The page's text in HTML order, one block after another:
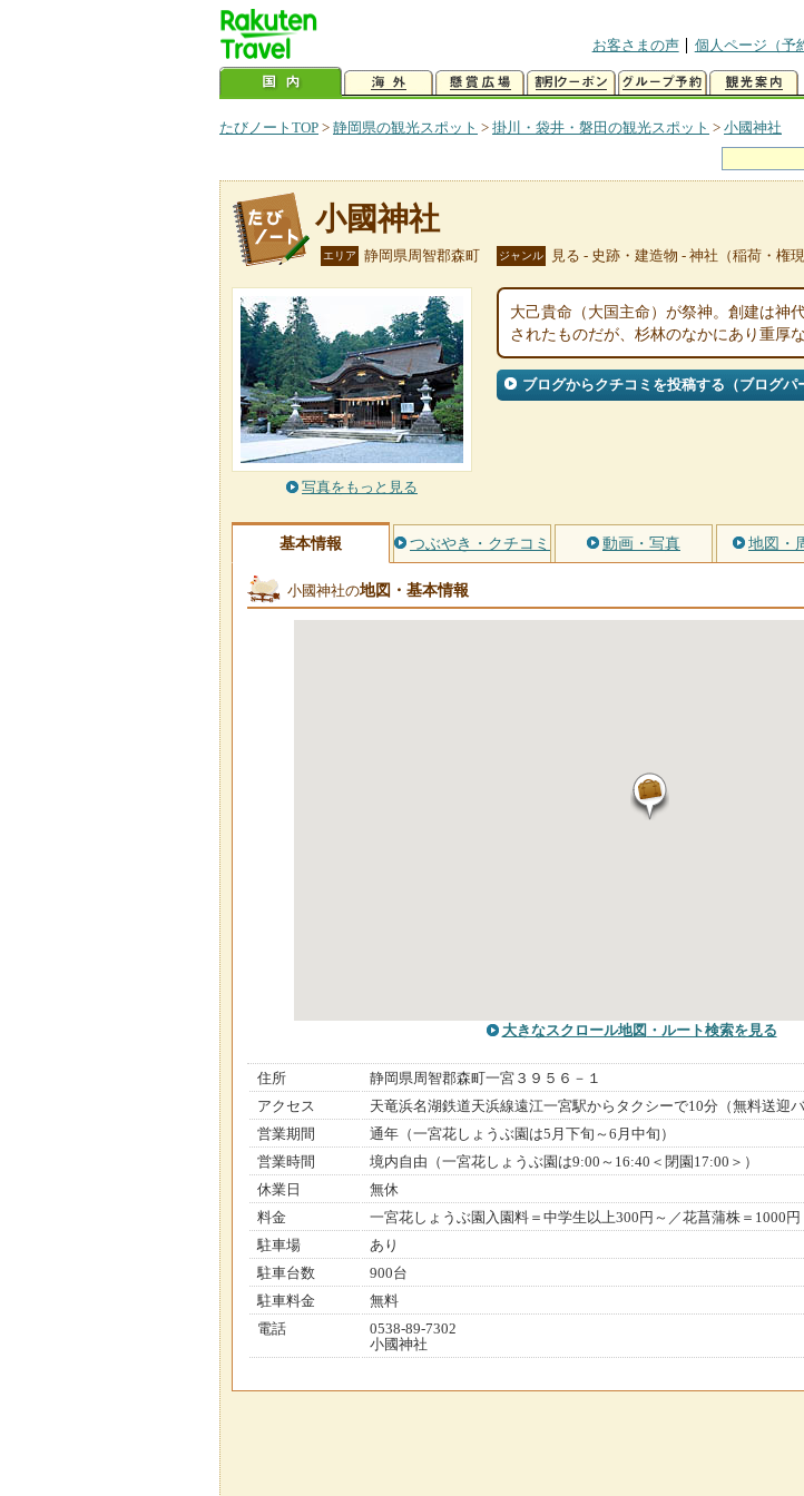
お客さまの声
個人ページ（予
たびノートTOP > 静岡県の観光スポット > 掛川・袋井・磐田の観光スポット > 小國神社
小國神社
エリア 静岡県周智郡森町 ジャンル 見る - 史跡・建造物 - 神社（稲荷・権現
写真をもっと見る
大己貴命（大国主命）が祭神。創建は神
されたものだが、杉林のなかにあり重厚
ブログからクチコミを投稿する（ブログパ
基本情報 つぶやき・クチコミ 動画・写真 地図・
小國神社の地図・基本情報
大きなスクロール地図 ・ルート検索を見る
住所
静岡県周智郡森町一宮３９５６－１
アクセス
天竜浜名湖鉄道天浜線遠江一宮駅からタクシーで10分（無料送迎
営業期間
通年（一宮花しょうぶ園は5月下旬～6月中旬）
営業時間
境内自由（一宮花しょうぶ園は9:00～16:40＜閉園17:00＞）
休業日
無休
料金
一宮花しょうぶ園入園料＝中学生以上300円～／花菖蒲株＝1000円
駐車場
あり
駐車台数
900台
駐車料金
無料
電話
0538-89-7302
小國神社